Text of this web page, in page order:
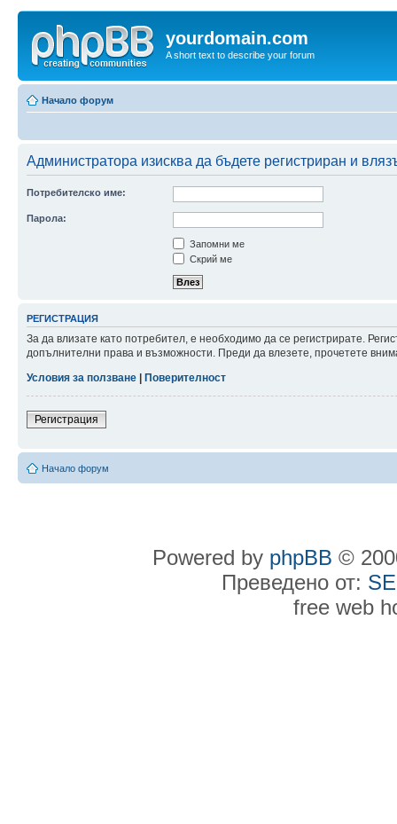
yourdomain.com
A short text to describe your forum
Начало форум
Администратора изисква да бъдете регистриран и
Потребителско име:
Парола:
Запомни ме
Скрий ме
РЕГИСТРАЦИЯ
За да влизате като потребител, е необходимо да се регистрирате.
допълнителни права и възможности. Преди да влезете, прочетете
Условия за ползване
Поверителност
Регистрация
Начало форум
Powered by phpBB ©
Преведено от:
free web